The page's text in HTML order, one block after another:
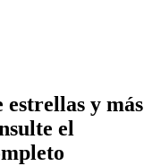
y más
el